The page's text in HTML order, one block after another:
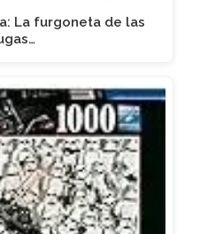
La furgoneta de las